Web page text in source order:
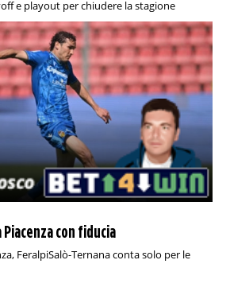
e playout per chiudere la stagione
Piacenza con fiducia
FeralpiSalò-Ternana conta solo per le